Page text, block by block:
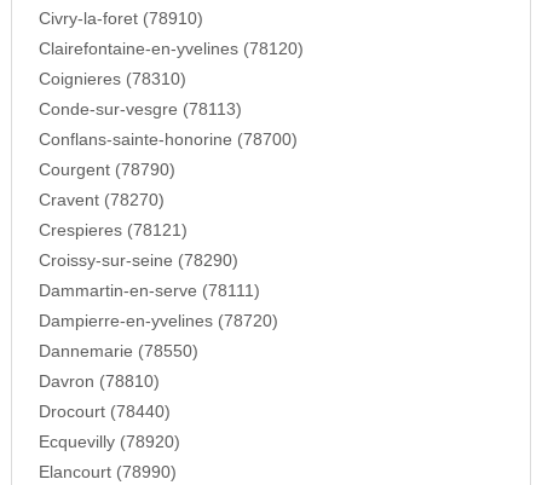
Civry-la-foret (78910)
Clairefontaine-en-yvelines (78120)
Coignieres (78310)
Conde-sur-vesgre (78113)
Conflans-sainte-honorine (78700)
Courgent (78790)
Cravent (78270)
Crespieres (78121)
Croissy-sur-seine (78290)
Dammartin-en-serve (78111)
Dampierre-en-yvelines (78720)
Dannemarie (78550)
Davron (78810)
Drocourt (78440)
Ecquevilly (78920)
Elancourt (78990)